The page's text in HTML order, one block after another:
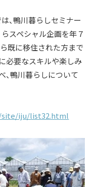
、鴨川暮らしセミナー
らスペシャル企画を年７
既に移住された方まで
必要なスキルや楽しみ
、鴨川暮らしについて
site/iju/list32.html